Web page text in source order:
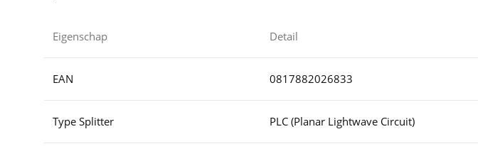
Eigenschap Detail
EAN 0817882026833
Type Splitter PLC (Planar Lightwave Circuit)